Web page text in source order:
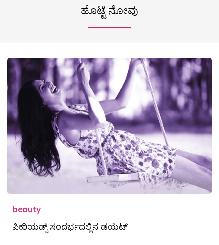
ಹೊಟ್ಟೆ ನೋವು
beauty
ಪೀರಿಯಡ್ಸ್ ಸಂದರ್ಭದಲ್ಲಿನ ಡಯೆಟ್